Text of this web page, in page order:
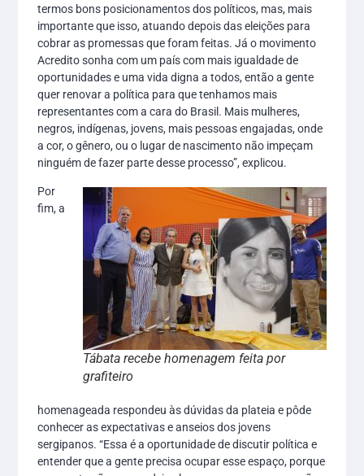
termos bons posicionamentos dos políticos, mas, mais
importante que isso, atuando depois das eleições para
cobrar as promessas que foram feitas. Já o movimento
Acredito sonha com um país com mais igualdade de
oportunidades e uma vida digna a todos, então a gente
quer renovar a política para que tenhamos mais
representantes com a cara do Brasil. Mais mulheres,
negros, indígenas, jovens, mais pessoas engajadas, onde
a cor, o gênero, ou o lugar de nascimento não impeçam
ninguém de fazer parte desse processo”, explicou.
Tábata recebe homenagem feita por
grafiteiro
Por
fim, a
homenageada respondeu às dúvidas da plateia e pôde
conhecer as expectativas e anseios dos jovens
sergipanos. “Essa é a oportunidade de discutir política e
entender que a gente precisa ocupar esse espaço, porque